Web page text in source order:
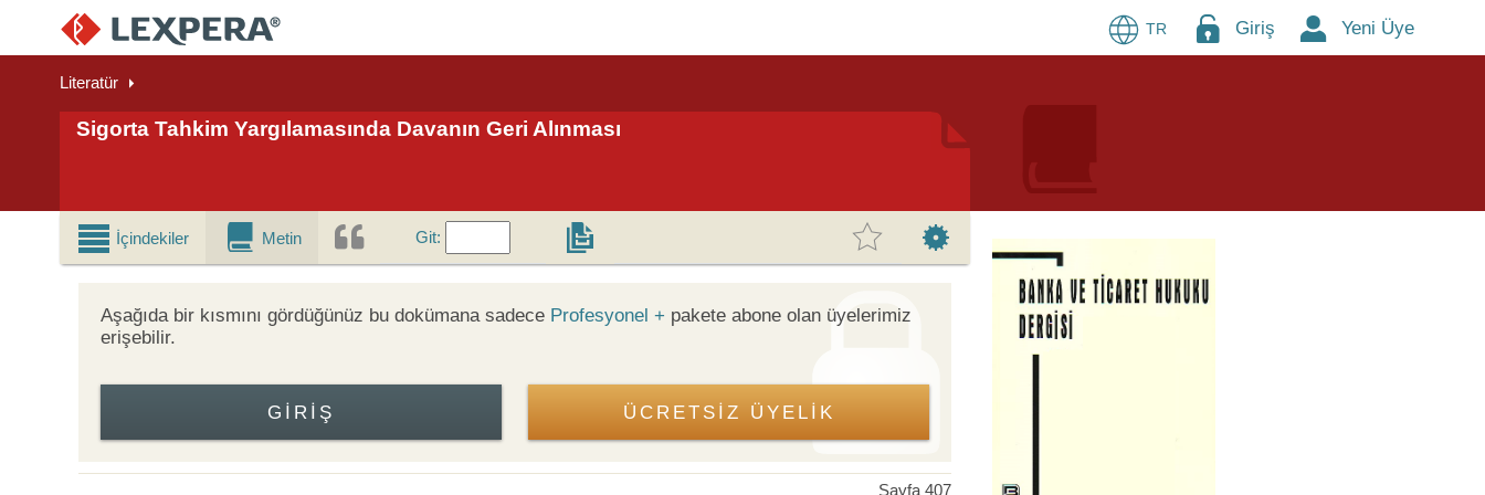
TR Giriş Yeni Üye
Literatür
Sigorta Tahkim Yargılamasında Davanın Geri Alınması
İçindekiler Metin Git:
Aşağıda bir kısmını gördüğünüz bu dokümana sadece Profesyonel + pakete abone olan üyelerimiz
erişebilir.
GIRIŞ ÜCRETSİZ ÜYELİK
Sayfa 407